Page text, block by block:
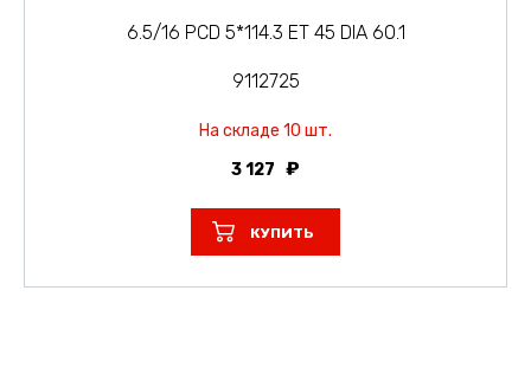
6.5/16 PCD 5*114.3 ET 45 DIA 60.1
9112725
На складе 10 шт.
3 127
КУПИТЬ